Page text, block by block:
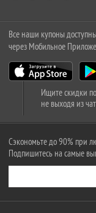
Все наши купоны доступны
через Мобильное
Ищите скидки
не выходя из
Сэкономьте до 90% при
Подпишитесь на самые